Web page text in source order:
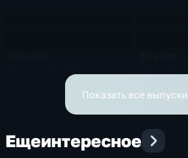
Показать все выпуски
Ещеинтересное